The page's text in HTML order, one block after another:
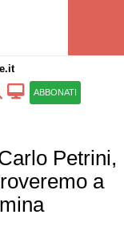
ABBONATI
Petrini,
a